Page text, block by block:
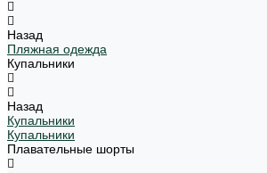
Назад
Пляжная одежда
Купальники
Назад
Купальники
Купальники
Плавательные шорты